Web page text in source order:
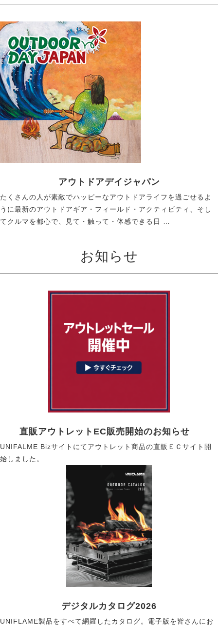
アウトドアデイジャパン
たくさんの人が素敵でハッピーなアウトドアライフを過ごせるよ
うに最新のアウトドアギア・フィールド・アクティビティ、そし
てクルマを都心で、見て・触って・体感できる日 …
お知らせ
直販アウトレットEC販売開始のお知らせ
UNIFALME Bizサイトにてアウトレット商品の直販ＥＣサイト開
始しました。
デジタルカタログ2026
UNIFLAME製品をすべて網羅したカタログ。電子版を皆さんにお